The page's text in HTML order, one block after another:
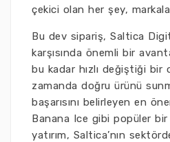
çekici olan her şey,
Bu dev sipariş, Saltica
karşısında önemli bir
bu kadar hızlı değiştiği bir
zamanda doğru ürünü
başarısını belirleyen en
Banana Ice gibi popüler bir
yatırım, Saltica’nın